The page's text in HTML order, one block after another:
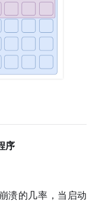
序
溃的几率，当启动